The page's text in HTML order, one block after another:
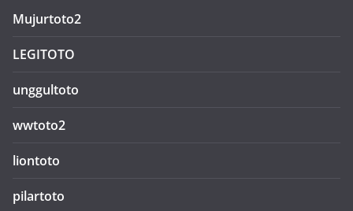
Mujurtoto2
LEGITOTO
unggultoto
wwtoto2
liontoto
pilartoto